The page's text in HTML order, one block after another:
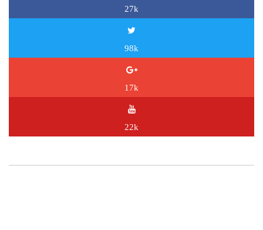
27k
98k
17k
22k